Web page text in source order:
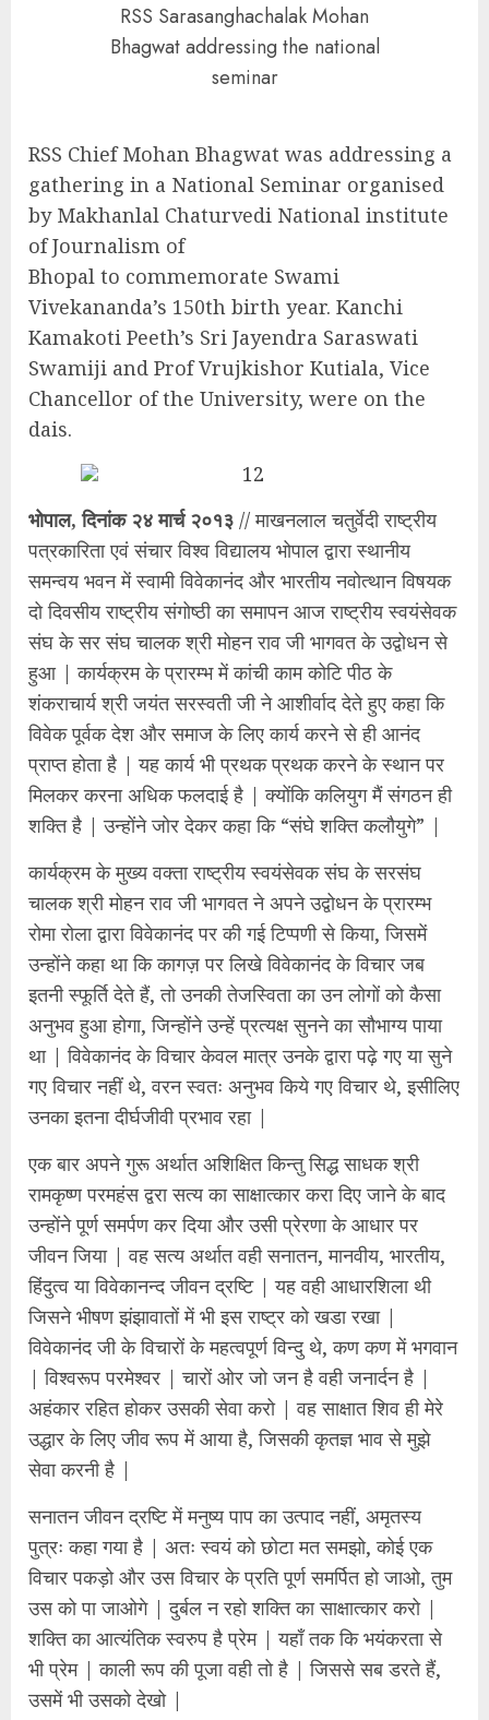
RSS Sarasanghachalak Mohan
Bhagwat addressing the national
seminar
RSS Chief Mohan Bhagwat was addressing a
gathering in a National Seminar organised
by Makhanlal Chaturvedi National institute
of Journalism of
Bhopal to commemorate Swami
Vivekananda’s 150th birth year. Kanchi
Kamakoti Peeth’s Sri Jayendra Saraswati
Swamiji and Prof Vrujkishor Kutiala, Vice
Chancellor of the University, were on the
dais.
भोपाल, दिनांक २४ मार्च २०१३ // माखनलाल चतुर्वेदी राष्ट्रीय
पत्रकारिता एवं संचार विश्व विद्यालय भोपाल द्वारा स्थानीय
समन्वय भवन में स्वामी विवेकानंद और भारतीय नवोत्थान विषयक
दो दिवसीय राष्ट्रीय संगोष्ठी का समापन आज राष्ट्रीय स्वयंसेवक
संघ के सर संघ चालक श्री मोहन राव जी भागवत के उद्वोधन से
हुआ | कार्यक्रम के प्रारम्भ में कांची काम कोटि पीठ के
शंकराचार्य श्री जयंत सरस्वती जी ने आशीर्वाद देते हुए कहा कि
विवेक पूर्वक देश और समाज के लिए कार्य करने से ही आनंद
प्राप्त होता है | यह कार्य भी प्रथक प्रथक करने के स्थान पर
मिलकर करना अधिक फलदाई है | क्योंकि कलियुग मैं संगठन ही
शक्ति है | उन्होंने जोर देकर कहा कि “संघे शक्ति कलौयुगे” |
कार्यक्रम के मुख्य वक्ता राष्ट्रीय स्वयंसेवक संघ के सरसंघ
चालक श्री मोहन राव जी भागवत ने अपने उद्वोधन के प्रारम्भ
रोमा रोला द्वारा विवेकानंद पर की गई टिप्पणी से किया, जिसमें
उन्होंने कहा था कि कागज़ पर लिखे विवेकानंद के विचार जब
इतनी स्फूर्ति देते हैं, तो उनकी तेजस्विता का उन लोगों को कैसा
अनुभव हुआ होगा, जिन्होंने उन्हें प्रत्यक्ष सुनने का सौभाग्य पाया
था | विवेकानंद के विचार केवल मात्र उनके द्वारा पढ़े गए या सुने
गए विचार नहीं थे, वरन स्वतः अनुभव किये गए विचार थे, इसीलिए
उनका इतना दीर्घजीवी प्रभाव रहा |
एक बार अपने गुरू अर्थात अशिक्षित किन्तु सिद्ध साधक श्री
रामकृष्ण परमहंस द्वरा सत्य का साक्षात्कार करा दिए जाने के बाद
उन्होंने पूर्ण समर्पण कर दिया और उसी प्रेरणा के आधार पर
जीवन जिया | वह सत्य अर्थात वही सनातन, मानवीय, भारतीय,
हिंदुत्व या विवेकानन्द जीवन द्रष्टि | यह वही आधारशिला थी
जिसने भीषण झंझावातों में भी इस राष्ट्र को खडा रखा |
विवेकानंद जी के विचारों के महत्वपूर्ण विन्दु थे, कण कण में भगवान
| विश्वरूप परमेश्वर | चारों ओर जो जन है वही जनार्दन है |
अहंकार रहित होकर उसकी सेवा करो | वह साक्षात शिव ही मेरे
उद्धार के लिए जीव रूप में आया है, जिसकी कृतज्ञ भाव से मुझे
सेवा करनी है |
सनातन जीवन द्रष्टि में मनुष्य पाप का उत्पाद नहीं, अमृतस्य
पुत्रः कहा गया है | अतः स्वयं को छोटा मत समझो, कोई एक
विचार पकड़ो और उस विचार के प्रति पूर्ण समर्पित हो जाओ, तुम
उस को पा जाओगे | दुर्बल न रहो शक्ति का साक्षात्कार करो |
शक्ति का आत्यंतिक स्वरुप है प्रेम | यहाँ तक कि भयंकरता से
भी प्रेम | काली रूप की पूजा वही तो है | जिससे सब डरते हैं,
उसमें भी उसको देखो |